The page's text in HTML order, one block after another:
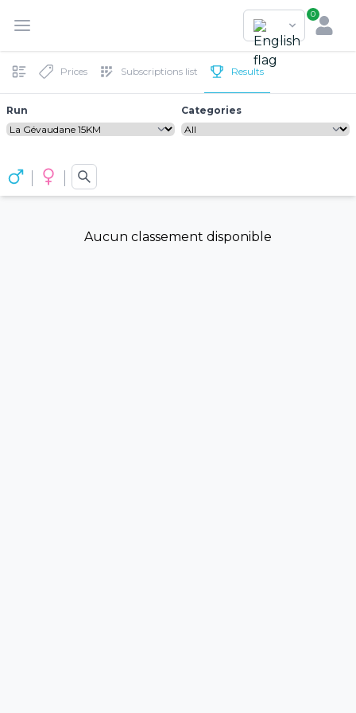
0
Prices Subscriptions list Results
Run Categories
Aucun classement disponible